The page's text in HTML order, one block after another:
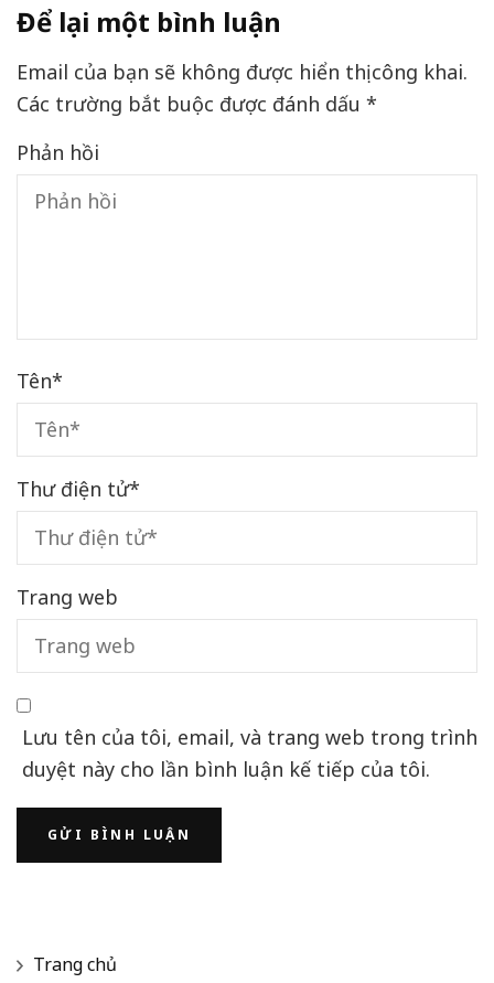
Để lại một bình luận
Email của bạn sẽ không được hiển thị công khai.
Các trường bắt buộc được đánh dấu *
Phản hồi
Tên*
Thư điện tử*
Trang web
Lưu tên của tôi, email, và trang web trong trình
duyệt này cho lần bình luận kế tiếp của tôi.
Trang chủ